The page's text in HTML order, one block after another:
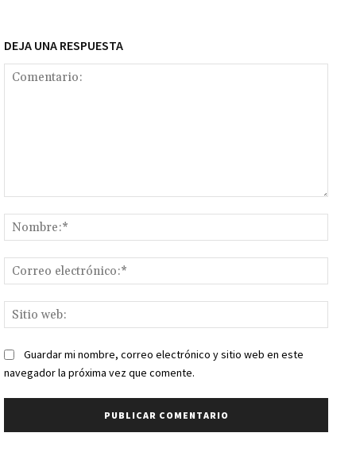
DEJA UNA RESPUESTA
web:
Guardar mi nombre, correo electrónico y sitio web en este
navegador la próxima vez que comente.